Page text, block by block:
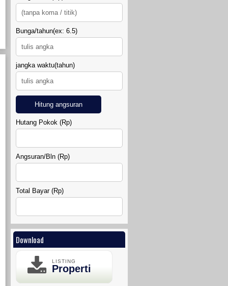
DIAMOND LAND SIDOARUM
RUMAH GRIYA SAHABAT 7
PRAMBANAN
Bunga/tahun(ex: 6.5)
jangka waktu(tahun)
Hitung angsuran
Hutang Pokok (Rp)
Angsuran/Bln (Rp)
Total Bayar (Rp)
Download
LISTING
Properti